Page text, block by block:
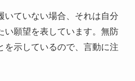
いていない場合、それは自分
い願望を表しています。無防
を示しているので、言動に注